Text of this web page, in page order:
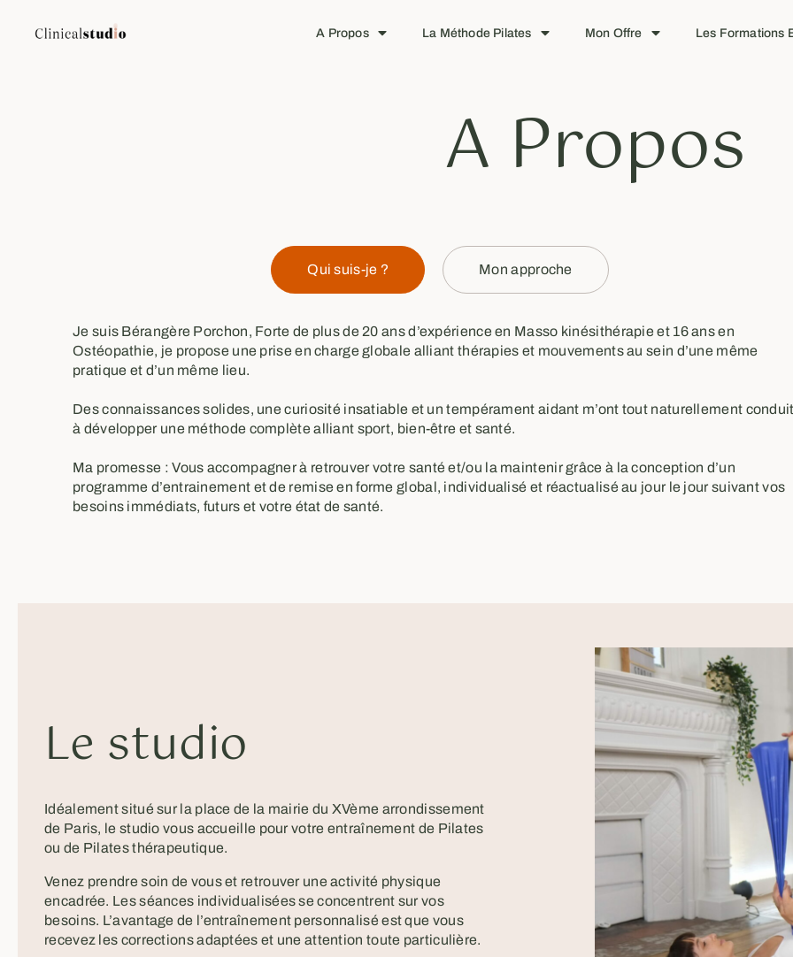
A Propos La Méthode Pilates Mon Offre Les Formations
A Propos
Qui suis-je ? Mon approche
Je suis Bérangère Porchon, Forte de plus de 20 ans d’expérience en Masso kinésithérapie et 16 ans en
Ostéopathie, je propose une prise en charge globale alliant thérapies et mouvements au sein d’une même
pratique et d’un même lieu.
Des connaissances solides, une curiosité insatiable et un tempérament aidant m’ont tout naturellement
à développer une méthode complète alliant sport, bien-être et santé.
Ma promesse : Vous accompagner à retrouver votre santé et/ou la maintenir grâce à la conception d’un
programme d’entrainement et de remise en forme global, individualisé et réactualisé au jour le jour suivant vos
besoins immédiats, futurs et votre état de santé.
Le studio
Idéalement situé sur la place de la mairie du XVème arrondissement
de Paris, le studio vous accueille pour votre entraînement de Pilates
ou de Pilates thérapeutique.
Venez prendre soin de vous et retrouver une activité physique
encadrée. Les séances individualisées se concentrent sur vos
besoins. L’avantage de l’entraînement personnalisé est que vous
recevez les corrections adaptées et une attention toute particulière.